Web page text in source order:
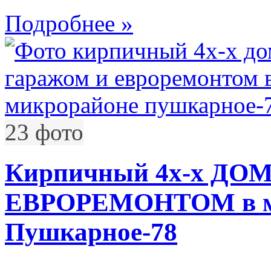
Подробнее »
23 фото
Кирпичный 4х-х
ЕВРОРЕМОНТОМ в
Пушкарное-78